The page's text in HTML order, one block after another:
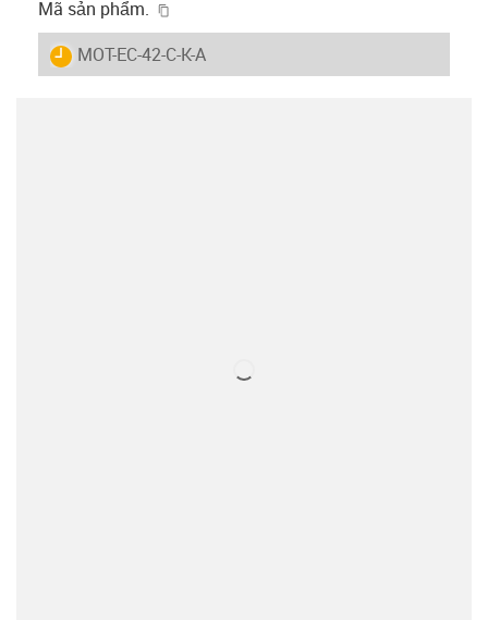
Mã sản phẩm.
igus-icon-lieferzeit
MOT-EC-42-C-K-A